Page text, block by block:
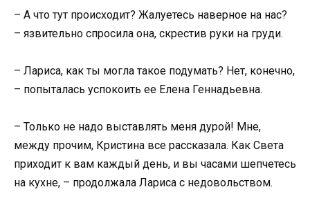
– А что тут происходит? Жалуетесь наверное на нас?
– язвительно спросила она, скрестив руки на груди.
– Лариса, как ты могла такое подумать? Нет, конечно,
– попыталась успокоить ее Елена Геннадьевна.
– Только не надо выставлять меня дурой! Мне,
между прочим, Кристина все рассказала. Как Света
приходит к вам каждый день, и вы часами шепчетесь
на кухне, – продолжала Лариса с недовольством.